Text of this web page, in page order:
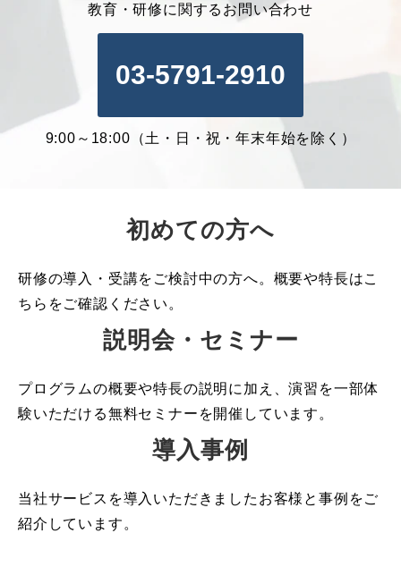
教育・研修に関するお問い合わせ
03-5791-2910
9:00～18:00（土・日・祝・年末年始を除く）
初めての方へ
研修の導入・受講をご検討中の方へ。概要や特長はこ
ちらをご確認ください。
説明会・セミナー
プログラムの概要や特長の説明に加え、演習を一部体
験いただける無料セミナーを開催しています。
導入事例
当社サービスを導入いただきましたお客様と事例をご
紹介しています。